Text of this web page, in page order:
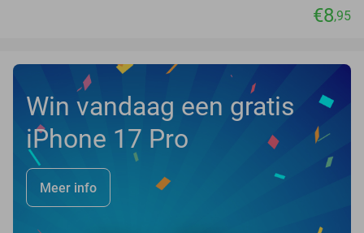
€8,95
Win vandaag een gratis
iPhone 17 Pro
Meer info